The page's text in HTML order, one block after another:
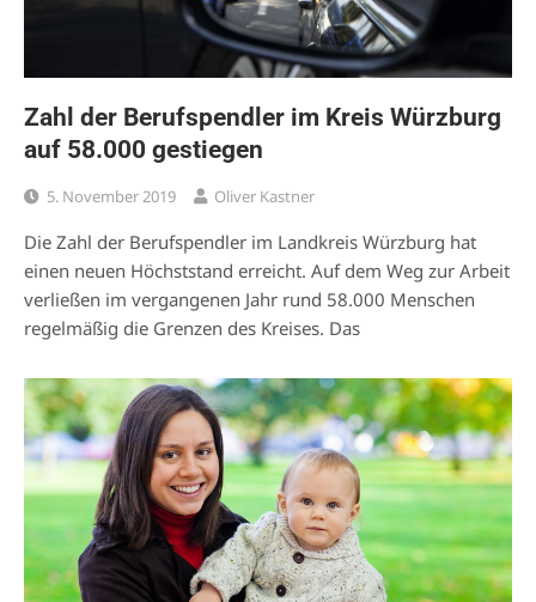
Zahl der Berufspendler im Kreis Würzburg
auf 58.000 gestiegen
5. November 2019 Oliver Kastner
Die Zahl der Berufspendler im Landkreis Würzburg hat
einen neuen Höchststand erreicht. Auf dem Weg zur Arbeit
verließen im vergangenen Jahr rund 58.000 Menschen
regelmäßig die Grenzen des Kreises. Das